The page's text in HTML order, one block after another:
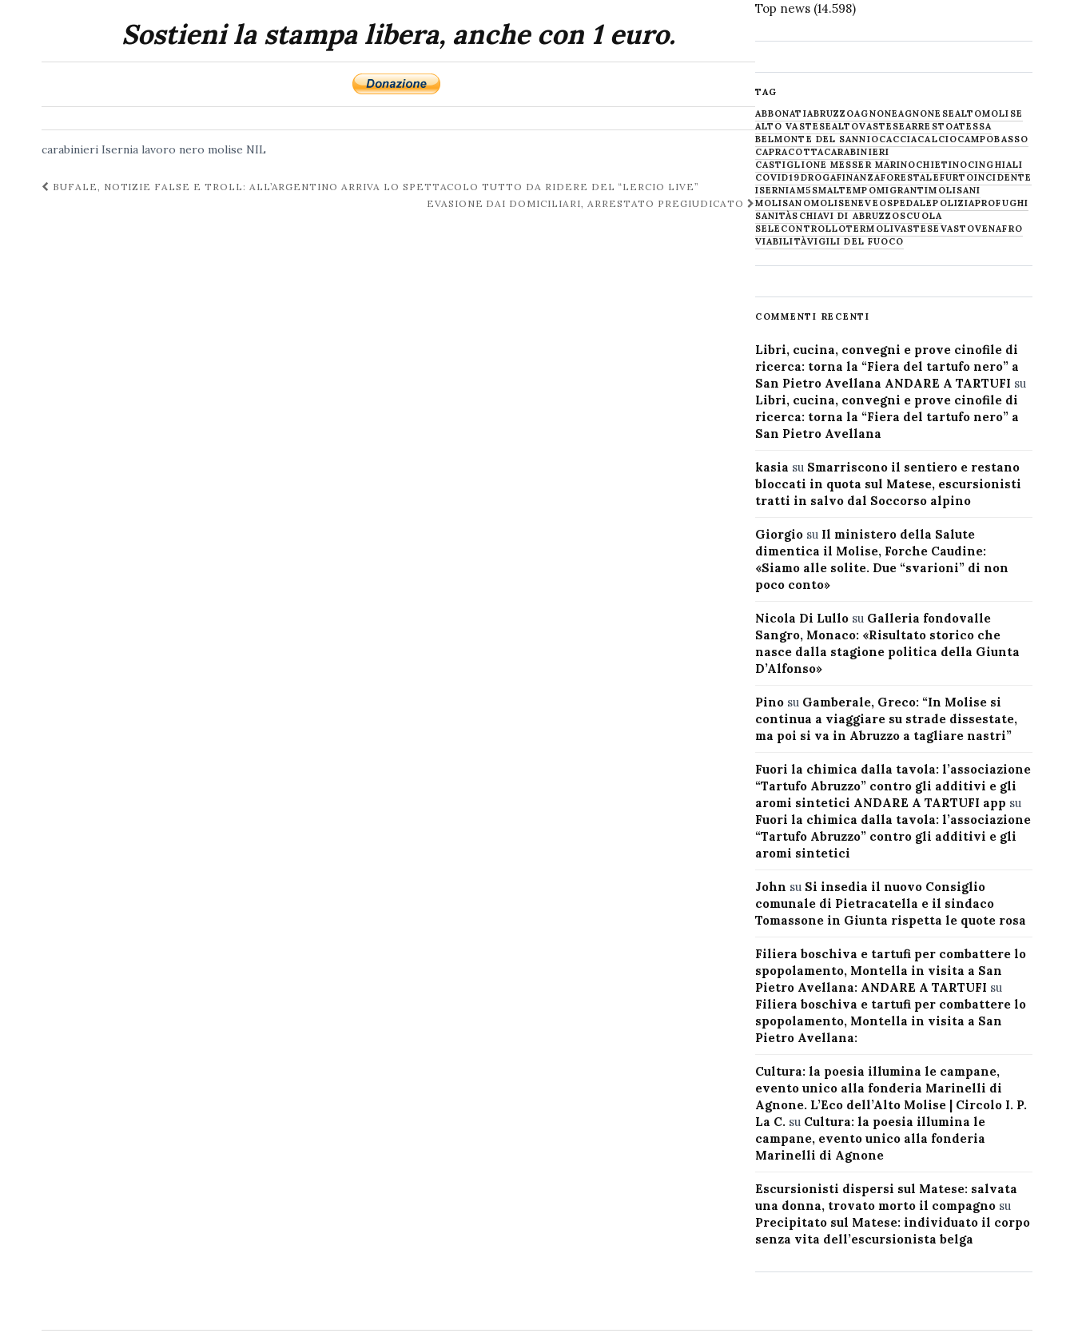
Sostieni la stampa libera, anche con 1 euro.
carabinieri Isernia lavoro nero molise NIL
Navigazione
BUFALE, NOTIZIE FALSE E TROLL: ALL’ARGENTINO ARRIVA LO SPETTACOLO TUTTO DA RIDERE DEL “LERCIO LIVE”
EVASIONE DAI DOMICILIARI, ARRESTATO PREGIUDICATO
Top news(14.598)
TAG
ABBONATIABRUZZOAGNONEAGNONESEALTOMOLISE
ALTO VASTESEALTOVASTESEARRESTOATESSA
BELMONTE DEL SANNIOCACCIACALCIOCAMPOBASSO
CAPRACOTTACARABINIERI
CASTIGLIONE MESSER MARINOCHIETINOCINGHIALI
COVID19DROGAFINANZAFORESTALEFURTOINCIDENTE
ISERNIAM5SMALTEMPOMIGRANTIMOLISANI
MOLISANOMOLISENEVE OSPEDALEPOLIZIAPROFUGHI
SANITÀSCHIAVI DI ABRUZZOSCUOLA
SELECONTROLLOTERMOLIVASTESE VASTOVENAFRO
VIABILITÀVIGILI DEL FUOCO
COMMENTI RECENTI
Libri, cucina, convegni e prove cinofile di
ricerca: torna la “Fiera del tartufo nero” a
San Pietro Avellana ANDARE A TARTUFI su
Libri, cucina, convegni e prove cinofile di
ricerca: torna la “Fiera del tartufo nero” a
San Pietro Avellana
kasia su Smarriscono il sentiero e restano
bloccati in quota sul Matese, escursionisti
tratti in salvo dal Soccorso alpino
Giorgiosu Il ministero della Salute
dimentica il Molise, Forche Caudine:
«Siamo alle solite. Due “svarioni” di non
poco conto»
Nicola Di Lullosu Galleria fondovalle
Sangro, Monaco: «Risultato storico che
nasce dalla stagione politica della Giunta
D’Alfonso»
Pinosu Gamberale, Greco: “In Molise si
continua a viaggiare su strade dissestate,
ma poi si va in Abruzzo a tagliare nastri”
Fuori la chimica dalla tavola: l’associazione
“Tartufo Abruzzo” contro gli additivi e gli
aromi sintetici ANDARE A TARTUFI app su
Fuori la chimica dalla tavola: l’associazione
“Tartufo Abruzzo” contro gli additivi e gli
aromi sintetici
John su Si insedia il nuovo Consiglio
comunale di Pietracatella e il sindaco
Tomassone in Giunta rispetta le quote rosa
Filiera boschiva e tartufi per combattere lo
spopolamento, Montella in visita a San
Pietro Avellana: ANDARE A TARTUFI su
Filiera boschiva e tartufi per combattere lo
spopolamento, Montella in visita a San
Pietro Avellana:
Cultura: la poesia illumina le campane,
evento unico alla fonderia Marinelli di
Agnone. L’Eco dell’Alto Molise | Circolo I. P.
La C. su Cultura: la poesia illumina le
campane, evento unico alla fonderia
Marinelli di Agnone
Escursionisti dispersi sul Matese: salvata
una donna, trovato morto il compagnosu
Precipitato sul Matese: individuato il corpo
senza vita dell’escursionista belga